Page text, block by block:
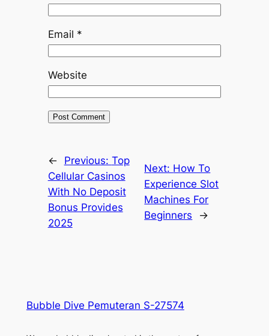
Email *
Website
← Previous: Top
Cellular Casinos
With No Deposit
Bonus Provides
2025
Next: How To
Experience Slot
Machines For
Beginners
→
Bubble Dive Pemuteran S-27574